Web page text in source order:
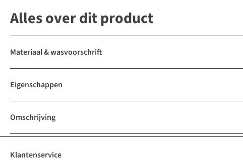
Alles over dit product
Materiaal & wasvoorschrift
Eigenschappen
Omschrijving
Klantenservice